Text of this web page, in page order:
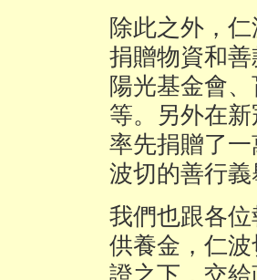
除此之外，
捐贈物資和
陽光基金會
等。另外在
率先捐贈了
波切的善行
我們也跟各
供養金，仁
證之下，交